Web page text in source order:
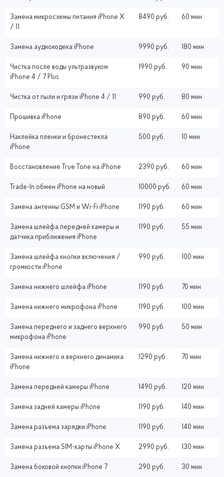
Замена микросхемы питания iPhone X
/ 11
8490 руб. 60 мин
Замена аудиокодека iPhone 9990 руб. 180 мин
Чистка после воды ультразвуком
iPhone 4 / 7 Plus
1990 руб. 90 мин
Чистка от пыли и грязи iPhone 4 / 11 990 руб. 80 мин
Прошивка iPhone 890 руб. 60 мин
Наклейка пленки и бронестекла
iPhone
500 руб. 10 мин
Восстановление True Tone на iPhone 2390 руб. 60 мин
Trade-In обмен iPhone на новый 10000 руб. 60 мин
Замена антенны GSM и Wi-Fi iPhone 1190 руб. 60 мин
Замена шлейфа передней камеры и
датчика приближения iPhone
1190 руб. 55 мин
Замена шлейфа кнопки включения /
громкости iPhone
990 руб. 100 мин
Замена нижнего шлейфа iPhone 1190 руб. 70 мин
Замена нижнего микрофона iPhone 1190 руб. 100 мин
Замена переднего и заднего верхнего
микрофона iPhone
990 руб. 50 мин
Замена нижнего и верхнего динамика
iPhone
1290 руб. 70 мин
Замена передней камеры iPhone 1490 руб. 120 мин
Замена задней камеры iPhone 1190 руб. 140 мин
Замена разъема зарядки iPhone 1190 руб. 140 мин
Замена разъема SIM-карты iPhone X 2990 руб. 130 мин
Замена боковой кнопки iPhone 7 290 руб. 30 мин